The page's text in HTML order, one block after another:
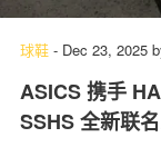
球鞋 - Dec 23, 2025
ASICS 携手
SSHS 全新联